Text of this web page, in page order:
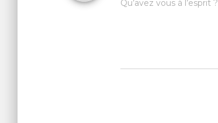
Qu’avez vous à l’esprit ?